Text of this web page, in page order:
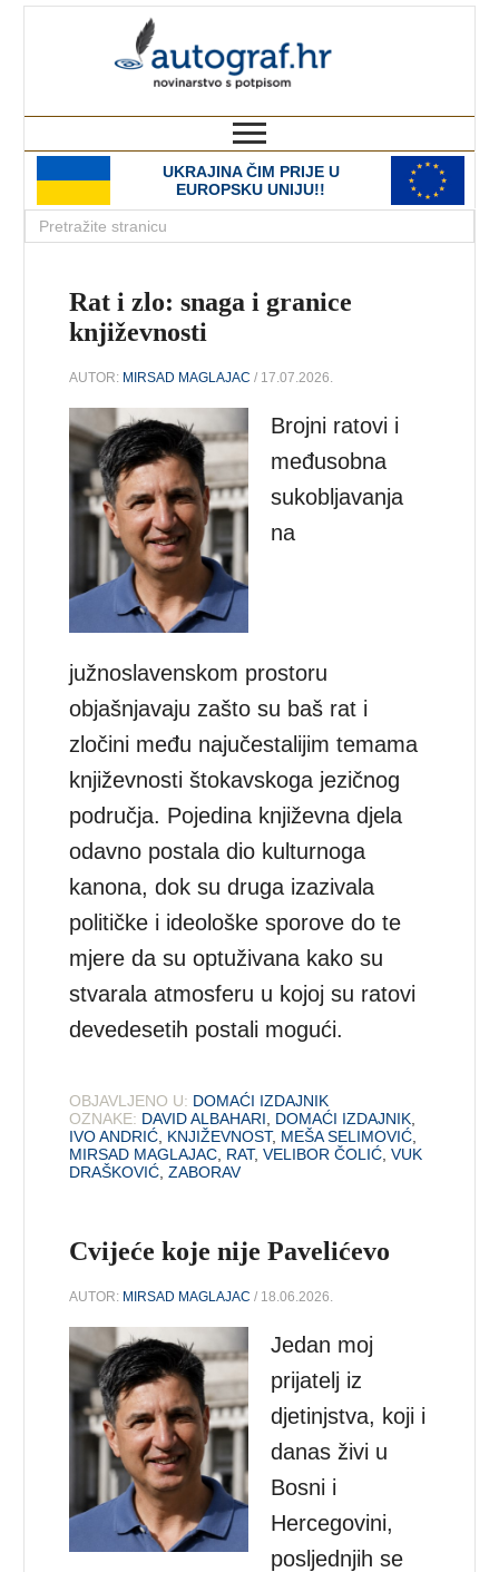
UKRAJINA ČIM PRIJE U
EUROPSKU UNIJU!!
Rat i zlo: snaga i granice
književnosti
AUTOR: MIRSAD MAGLAJAC / 17.07.2026.
Brojni ratovi i
međusobna
sukobljavanja
na
južnoslavenskom prostoru
objašnjavaju zašto su baš rat i
zločini među najučestalijim temama
književnosti štokavskoga jezičnog
područja. Pojedina književna djela
odavno postala dio kulturnoga
kanona, dok su druga izazivala
političke i ideološke sporove do te
mjere da su optuživana kako su
stvarala atmosferu u kojoj su ratovi
devedesetih postali mogući.
OBJAVLJENO U: DOMAĆI IZDAJNIK
OZNAKE: DAVID ALBAHARI DOMAĆI IZDAJNIK
IVO ANDRIĆ KNJIŽEVNOST, MEŠA SELIMOVIĆ
MIRSAD MAGLAJAC RAT,VELIBOR ČOLIĆ ,VUK
DRAŠKOVIĆ ,ZABORAV
Cvijeće koje nije Pavelićevo
AUTOR: MIRSAD MAGLAJAC / 18.06.2026.
Jedan moj
prijatelj iz
djetinjstva, koji i
danas živi u
Bosni i
Hercegovini,
posljednjih se